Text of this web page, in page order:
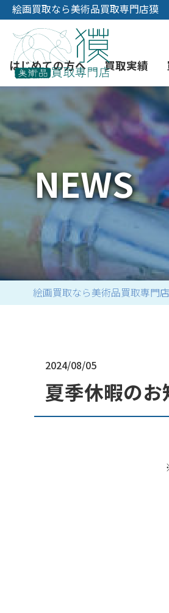
絵画買取なら美術品買取専門店獏
はじめての方へ
初めての美術品売却
YOUTUBE
買取実績
絵画買取
骨董品買取
西洋アンティーク買取
中国骨董品買取
3つの買取方法
宅配・郵送買取
時価評価サービス
東京店
会社概要
消費者志向自主宣言
NEWS
絵画買取なら美術品買取専門
2024/08/05
夏季休暇のお